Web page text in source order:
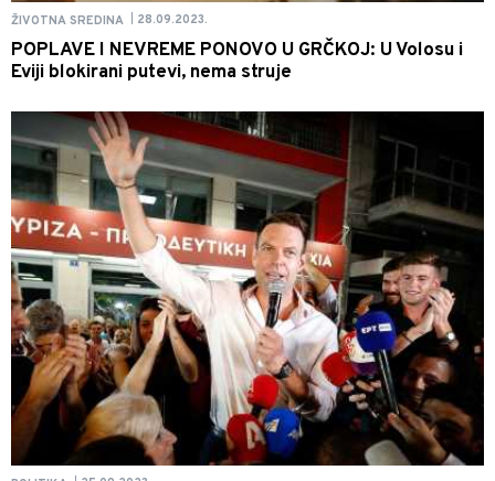
ŽIVOTNA SREDINA 28.09.2023.
POPLAVE I NEVREME PONOVO U GRČKOJ: U Volosu i
Eviji blokirani putevi, nema struje